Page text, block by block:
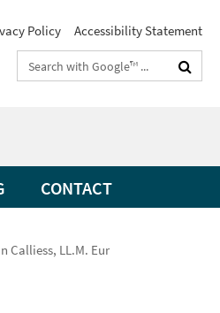
Policy Accessibility Statement
Search
terms
CONTACT
Calliess, LL.M. Eur